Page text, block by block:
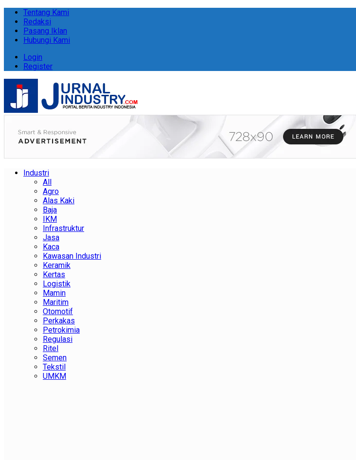
Tentang Kami
Redaksi
Pasang Iklan
Hubungi Kami
Login
Register
Industri
All
Agro
Alas Kaki
Baja
IKM
Infrastruktur
Jasa
Kaca
Kawasan Industri
Keramik
Kertas
Logistik
Mamin
Maritim
Otomotif
Perkakas
Petrokimia
Regulasi
Ritel
Semen
Tekstil
UMKM